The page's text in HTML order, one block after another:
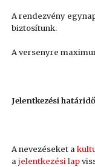
A rendezvény
biztosítunk.
A versenyre
Jelentkezési
A nevezéseket a
ajelentkezési lap